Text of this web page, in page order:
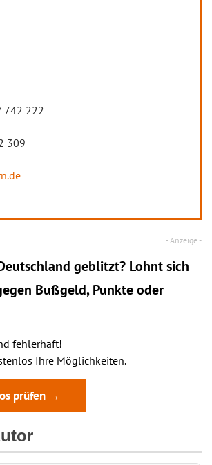
742 222
309
geblitzt? Lohnt sich
Bußgeld, Punkte oder
fehlerhaft!
Ihre Möglichkeiten.
prüfen →